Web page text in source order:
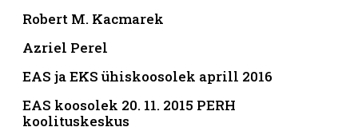
Robert M. Kacmarek
Azriel Perel
EAS ja EKS ühiskoosolek aprill 2016
EAS koosolek 20. 11. 2015 PERH
koolituskeskus